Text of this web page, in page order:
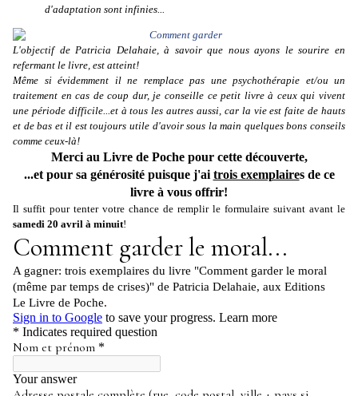
d'adaptation sont infinies...
L'objectif de Patricia Delahaie, à savoir que nous ayons le sourire en
refermant le livre, est atteint!
Même si évidemment il ne remplace pas une psychothérapie et/ou un
traitement en cas de coup dur, je conseille ce petit livre à ceux qui vivent
une période difficile...et à tous les autres aussi, car la vie est faite de hauts
et de bas et il est toujours utile d'avoirsous la main quelques bons conseils
comme ceux-là!
Merci au Livre de Poche pour cette découverte,
...et pour sa générosité puisque j'ai trois exemplaires de ce
livre à vous offrir!
Il suffit pour tenter votre chance de remplir le formulaire suivant avant le
samedi 20 avril à minuit!